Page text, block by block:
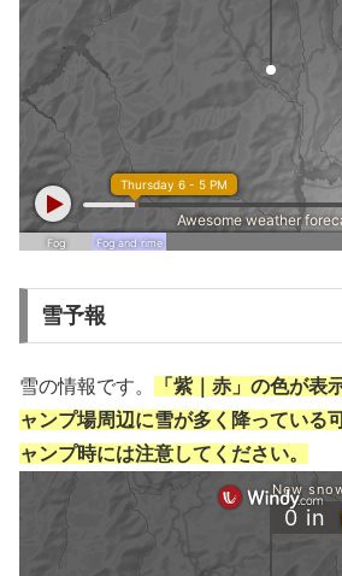
雪予報
雪の情報です。
「紫｜赤」の色が表
ャンプ場周辺に雪が多く降っている
ャンプ時には注意してください。